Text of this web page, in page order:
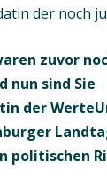
der noch
zuvor
nun sind Sie
der
politischen